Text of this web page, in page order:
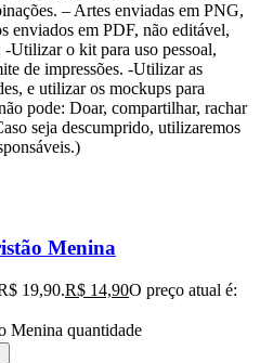
– Artes enviadas em PNG,
enviados em PDF, não editável,
Utilizar o kit para uso pessoal,
de impressões. -Utilizar as
e utilizar os mockups para
pode: Doar, compartilhar, rachar
seja descumprido, utilizaremos
Menina
19,90.R$ 14,90O preço atual é:
Menina quantidade